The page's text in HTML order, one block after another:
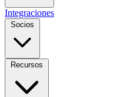
Integraciones
Socios
Recursos